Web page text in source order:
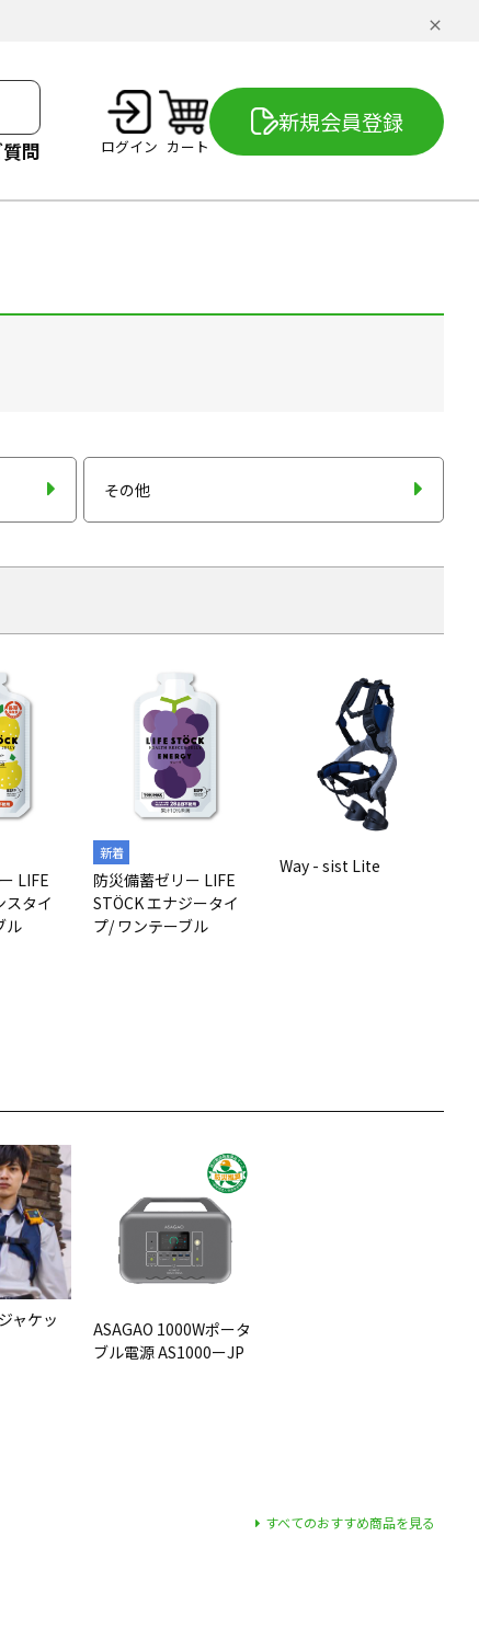
問 ログイン カート
新規会員登録
その他
LIFE
スタイ
ル
防災備蓄ゼリー LIFE
STÖCK エナジータイ
プ/ ワンテーブル
Way - sist Lite
ャケッ
ASAGAO 1000Wポータ
ブル電源 AS1000ーJP
すべてのおすすめ商品を見る